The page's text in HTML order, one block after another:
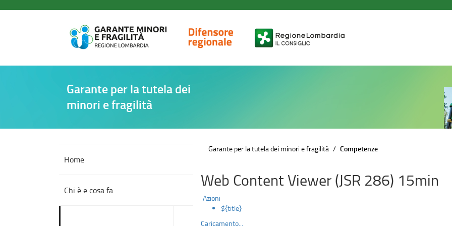
Competenze
Garante per la tutela dei
minori e fragilità
Home
Chi è e cosa fa
Garante per la tutela dei minori e fragilità Competenze
Web Content Viewer (JSR 286) 15min
Azioni
${title}
Caricamento...